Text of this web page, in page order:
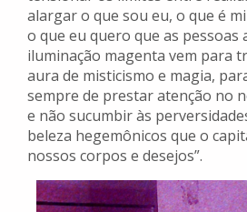
alargar o que sou eu, o que é
o que eu quero que as pessoas
iluminação magenta vem para
aura de misticismo e magia,
sempre de prestar atenção no
e não sucumbir às
beleza hegemônicos que o
nossos corpos e desejos”.